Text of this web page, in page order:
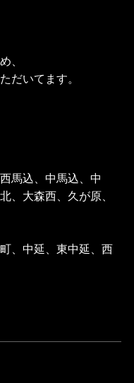
、
だいてます。
馬込、中馬込、中
、大森西、久が原、
、中延、東中延、西